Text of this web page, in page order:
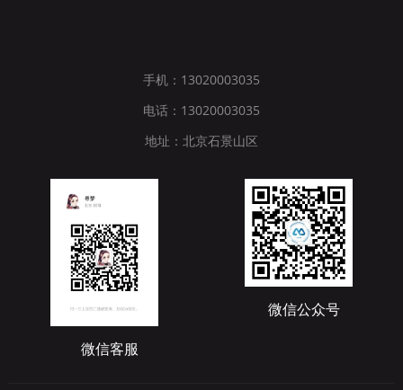
手机：13020003035
电话：13020003035
地址：北京石景山区
微信客服
微信公众号